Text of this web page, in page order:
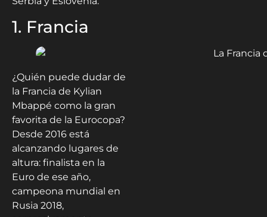
1. Francia
¿Quién puede dudar de
la Francia de Kylian
Mbappé como la gran
favorita de la Eurocopa?
Desde 2016 está
alcanzando lugares de
altura: finalista en la
Euro de ese año,
campeona mundial en
Rusia 2018,